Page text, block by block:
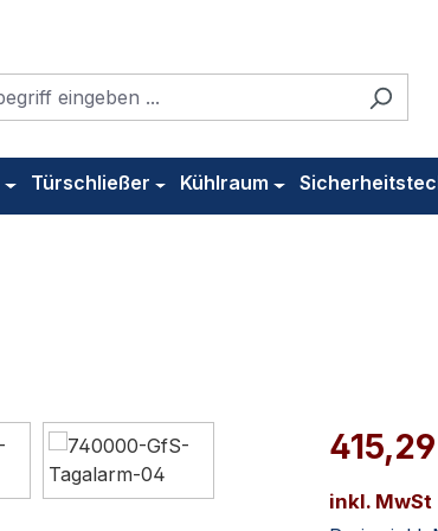
Türschließer Kühlraum
inkl. MwSt